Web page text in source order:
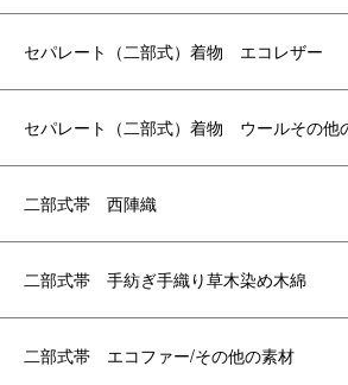
セパレート（二部式）着物 エコレザー
セパレート（二部式）着物 ウールその他
二部式帯 西陣織
二部式帯 手紡ぎ手織り草木染め木綿
二部式帯 エコファー/その他の素材